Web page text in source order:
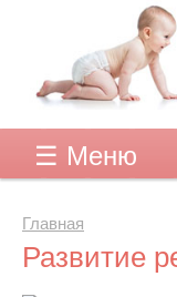
Главная
Развитие
☰ Меню